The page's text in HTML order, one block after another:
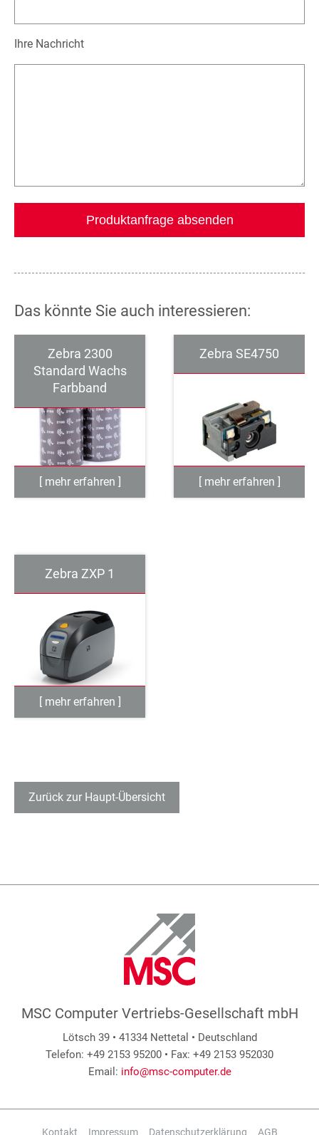
Ihre Nachricht
Das könnte Sie auch interessieren:
Zebra 2300
Standard Wachs
Farbband
Zebra SE4750
Zebra ZXP 1
Zurück zur Haupt-Übersicht
MSC Computer Vertriebs-Gesellschaft mbH
Lötsch 39 • 41334 Nettetal • Deutschland
Telefon: +49 2153 95200 • Fax: +49 2153 952030
Email: info@msc-computer.de
Kontakt Impressum Datenschutzerklärung AGB